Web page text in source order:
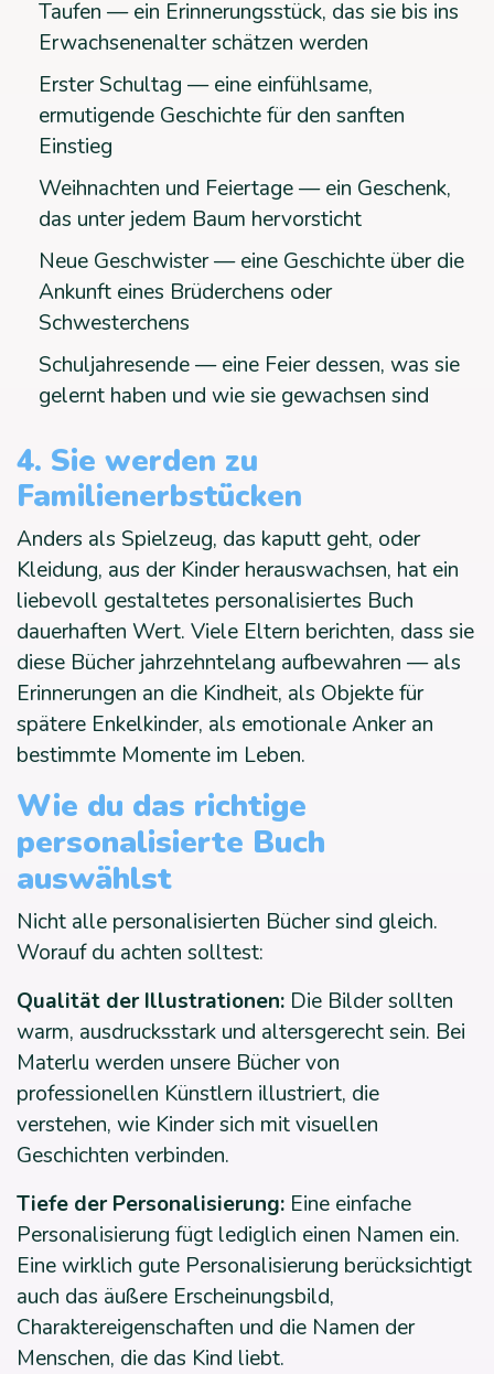
Taufen — ein Erinnerungsstück, das sie bis ins
Erwachsenenalter schätzen werden
Erster Schultag — eine einfühlsame,
ermutigende Geschichte für den sanften
Einstieg
Weihnachten und Feiertage — ein Geschenk,
das unter jedem Baum hervorsticht
Neue Geschwister — eine Geschichte über die
Ankunft eines Brüderchens oder
Schwesterchens
Schuljahresende — eine Feier dessen, was sie
gelernt haben und wie sie gewachsen sind
4. Sie werden zu
Familienerbstücken
Anders als Spielzeug, das kaputt geht, oder
Kleidung, aus der Kinder herauswachsen, hat ein
liebevoll gestaltetes personalisiertes Buch
dauerhaften Wert. Viele Eltern berichten, dass sie
diese Bücher jahrzehntelang aufbewahren — als
Erinnerungen an die Kindheit, als Objekte für
spätere Enkelkinder, als emotionale Anker an
bestimmte Momente im Leben.
Wie du das richtige
personalisierte Buch
auswählst
Nicht alle personalisierten Bücher sind gleich.
Worauf du achten solltest:
Qualität der Illustrationen: Die Bilder sollten
warm, ausdrucksstark und altersgerecht sein. Bei
Materlu werden unsere Bücher von
professionellen Künstlern illustriert, die
verstehen, wie Kinder sich mit visuellen
Geschichten verbinden.
Tiefe der Personalisierung: Eine einfache
Personalisierung fügt lediglich einen Namen ein.
Eine wirklich gute Personalisierung berücksichtigt
auch das äußere Erscheinungsbild,
Charaktereigenschaften und die Namen der
Menschen, die das Kind liebt.